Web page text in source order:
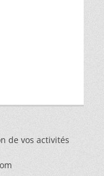
de vos activités